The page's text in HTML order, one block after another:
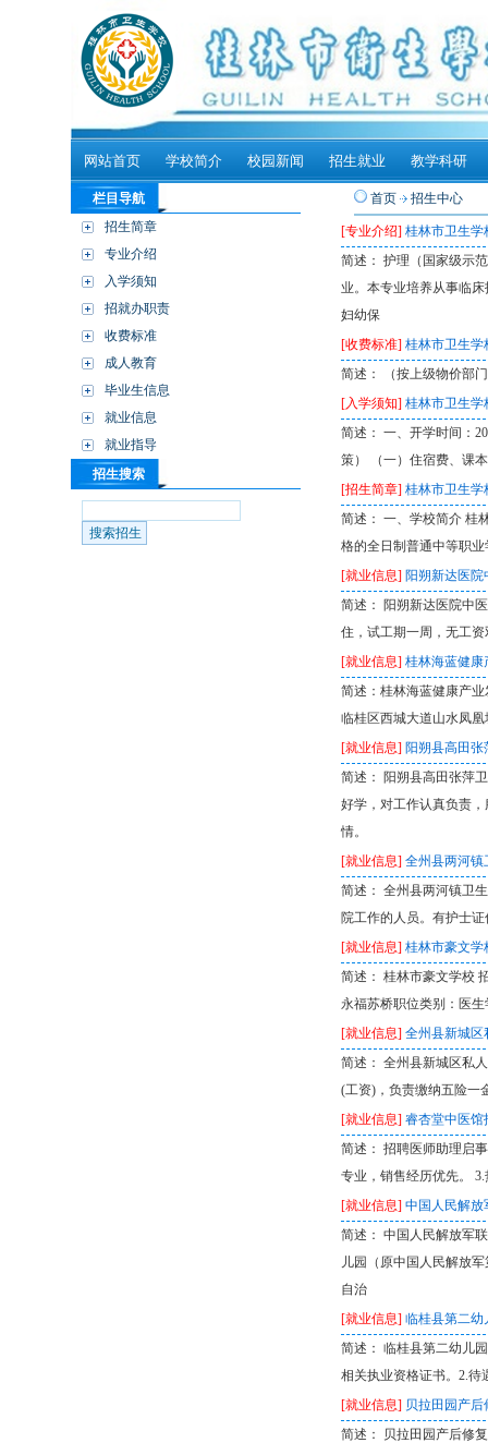
网站首页 学校简介 校园新闻 招生就业 教学科研
栏目导航
招生简章
专业介绍
入学须知
招就办职责
收费标准
成人教育
毕业生信息
就业信息
就业指导
招生搜索
首页 招生中心
[专业介绍] 桂林市卫生学
简述： 护理（国家级示
业。本专业培养从事临
妇幼保
[收费标准] 桂林市卫生学
简述： （按上级物价部
[入学须知] 桂林市卫生学
简述： 一、开学时间：
策） （一）住宿费、课
[招生简章] 桂林市卫生学
简述： 一、学校简介 桂
格的全日制普通中等职
[就业信息] 阳朔新达医
简述： 阳朔新达医院中
住，试工期一周，无工
[就业信息] 桂林海蓝健康
简述：桂林海蓝健康产
临桂区西城大道山水凤
[就业信息] 阳朔县高田
简述： 阳朔县高田张萍
好学，对工作认真负责
情。
[就业信息] 全州县两河镇
简述： 全州县两河镇卫
院工作的人员。有护士
[就业信息] 桂林市豪文学
简述： 桂林市豪文学校
永福苏桥职位类别：医
[就业信息] 全州县新城区
简述： 全州县新城区私
(工资)，负责缴纳五险一
[就业信息] 睿杏堂中医馆
简述： 招聘医师助理启
专业，销售经历优先。
[就业信息] 中国人民解放
简述： 中国人民解放军
儿园（原中国人民解放
自治
[就业信息] 临桂县第二幼
简述： 临桂县第二幼儿
相关执业资格证书。2.待
[就业信息] 贝拉田园产后
简述： 贝拉田园产后修